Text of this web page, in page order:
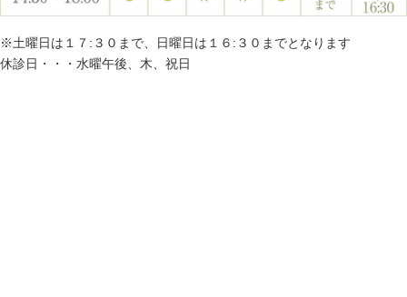
※土曜日は１７:３０まで、日曜日は１６:３０までとなります
休診日・・・水曜午後、木、祝日